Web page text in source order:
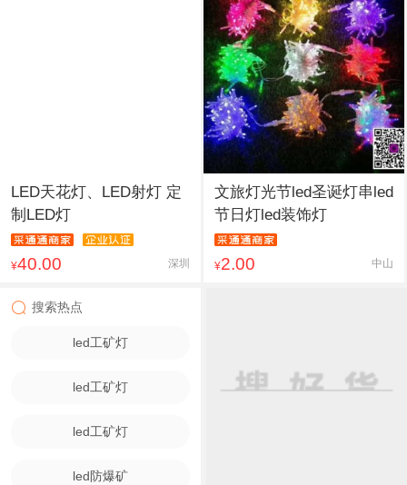
LED天花灯、LED射灯 定
制LED灯
¥40.00 深圳
文旅灯光节led圣诞灯串led
节日灯led装饰灯
¥2.00 中山
搜索热点
led工矿灯
led工矿灯
led工矿灯
led防爆矿